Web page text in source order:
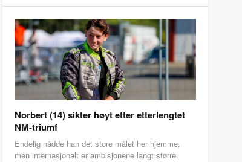
Norbert (14) sikter høyt etter etterlengtet
NM-triumf
Endelig nådde han det store målet her hjemme,
men internasjonalt er ambisjonene langt større.